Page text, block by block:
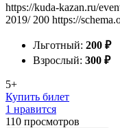
https://kuda-kazan.ru/
2019/ 200 https://
Льготный: 200 ₽
Взрослый: 300 ₽
5+
Купить билет
1 нравится
110 просмотров